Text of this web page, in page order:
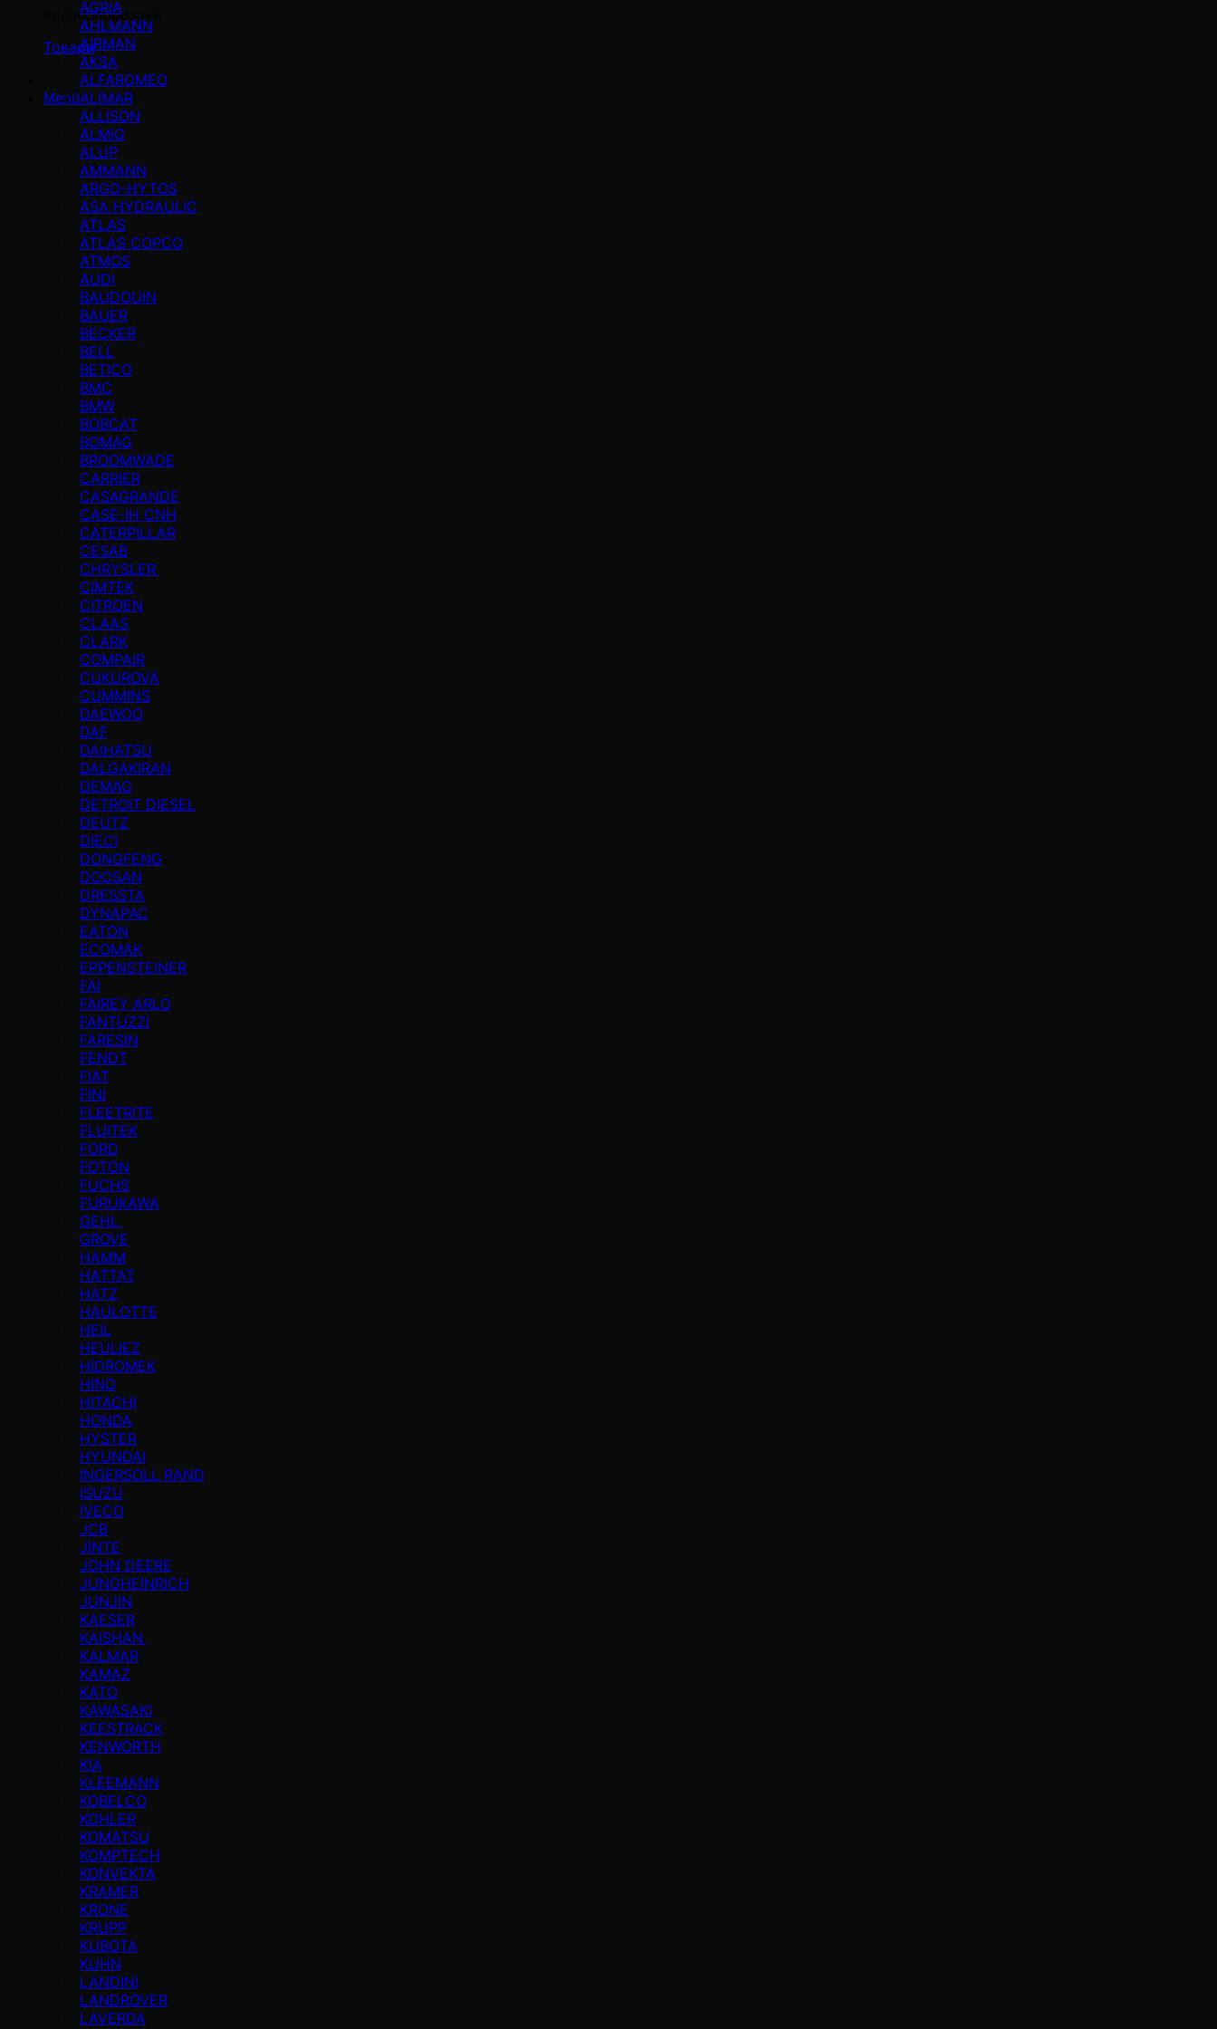
Кошик порожній
Товари
Menü
AGRIA
AHLMANN
AIRMAN
AKSA
ALFAROMEO
ALIMAR
ALLISON
ALMiG
ALUP
AMMANN
ARGO-HYTOS
ASA HYDRAULIC
ATLAS
ATLAS COPCO
ATMOS
AUDI
BAUDOUIN
BAUER
BECKER
BELL
BETICO
BMC
BMW
BOBCAT
BOMAG
BROOMWADE
CARRIER
CASAGRANDE
CASE-IH CNH
CATERPILLAR
CESAB
CHRYSLER
CIMTEK
CITROEN
CLAAS
CLARK
COMPAIR
CUKUROVA
CUMMINS
DAEWOO
DAF
DAIHATSU
DALGAKIRAN
DEMAG
DETROIT DIESEL
DEUTZ
DIECI
DONGFENG
DOOSAN
DRESSTA
DYNAPAC
EATON
ECOMAK
EPPENSTEINER
FAI
FAIREY ARLO
FANTUZZI
FARESIN
FENDT
FIAT
FINI
FLEETRITE
FLUITEK
FORD
FOTON
FUCHS
FURUKAWA
GEHL
GROVE
HAMM
HATTAT
HATZ
HAULOTTE
HEIL
HEULIEZ
HİDROMEK
HINO
HITACHI
HONDA
HYSTER
HYUNDAI
INGERSOLL RAND
ISUZU
IVECO
JCB
JİNTE
JOHN DEERE
JUNGHEINRICH
JUNJIN
KAESER
KAISHAN
KALMAR
KAMAZ
KATO
KAWASAKI
KEESTRACK
KENWORTH
KIA
KLEEMANN
KOBELCO
KOHLER
KOMATSU
KOMPTECH
KONVEKTA
KRAMER
KRONE
KRUPP
KUBOTA
KUHN
LANDINI
LANDROVER
LAVERDA